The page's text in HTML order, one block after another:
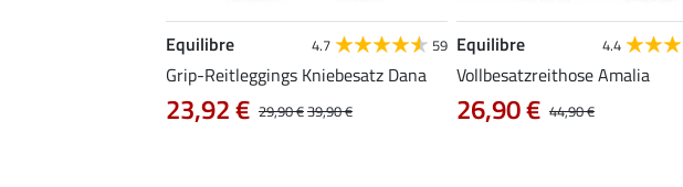
Equilibre 4.7 59
Grip-Reitleggings Kniebesatz Dana
29,90 €39,90 €
23,92 €
Equilibre 4.4
Vollbesatzreithose Amalia
44,90 €
26,90 €